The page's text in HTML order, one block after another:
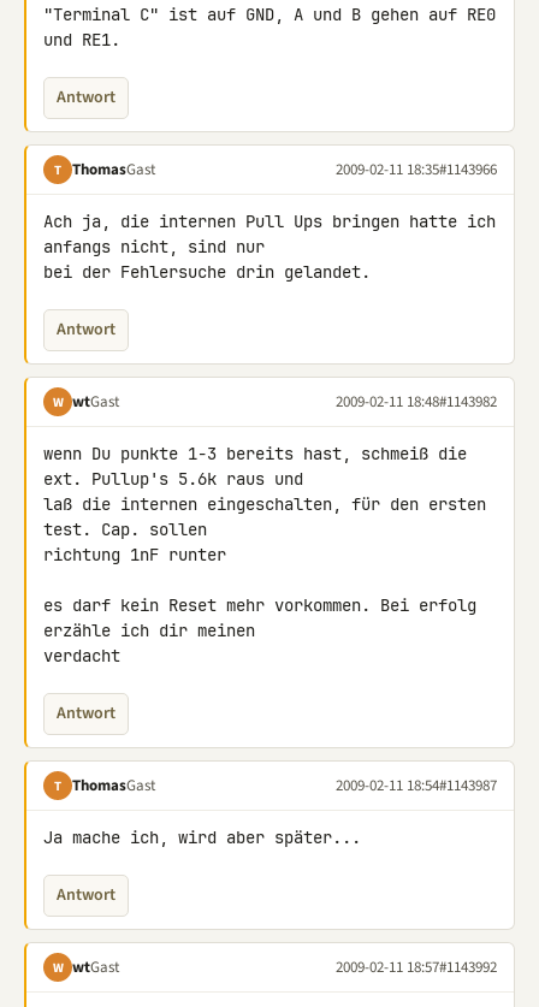
"Terminal C" ist auf GND, A und B gehen auf RE0
und RE1.
Antwort
T ThomasGast 2009-02-11 18:35#1143966
Ach ja, die internen Pull Ups bringen hatte ich
anfangs nicht, sind nur
bei der Fehlersuche drin gelandet.
Antwort
W wtGast 2009-02-11 18:48#1143982
wenn Du punkte 1-3 bereits hast, schmeiß die
ext. Pullup's 5.6k raus und
laß die internen eingeschalten, für den ersten
test. Cap. sollen
richtung 1nF runter
es darf kein Reset mehr vorkommen. Bei erfolg
erzähle ich dir meinen
verdacht
Antwort
T ThomasGast 2009-02-11 18:54#1143987
Ja mache ich, wird aber später...
Antwort
W wtGast 2009-02-11 18:57#1143992